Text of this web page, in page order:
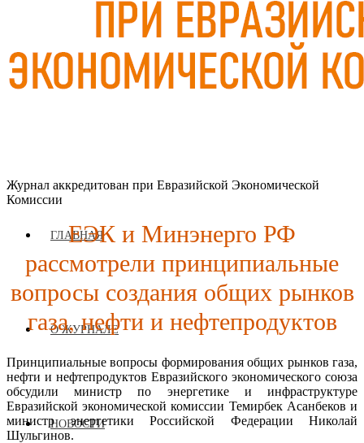
Журнал аккредитован при Евразийской Экономической
Комиссии
ГЛАВНАЯ
О ЖУРНАЛЕ
НОВОСТИ
ЕЭК и Минэнерго РФ
рассмотрели принципиальные
вопросы создания общих рынков
газа, нефти и нефтепродуктов
Принципиальные вопросы формирования общих рынков газа,
нефти и нефтепродуктов Евразийского экономического союза
обсудили министр по энергетике и инфраструктуре
Евразийской экономической комиссии Темирбек Асанбеков и
министр энергетики Российской Федерации Николай
Шульгинов.